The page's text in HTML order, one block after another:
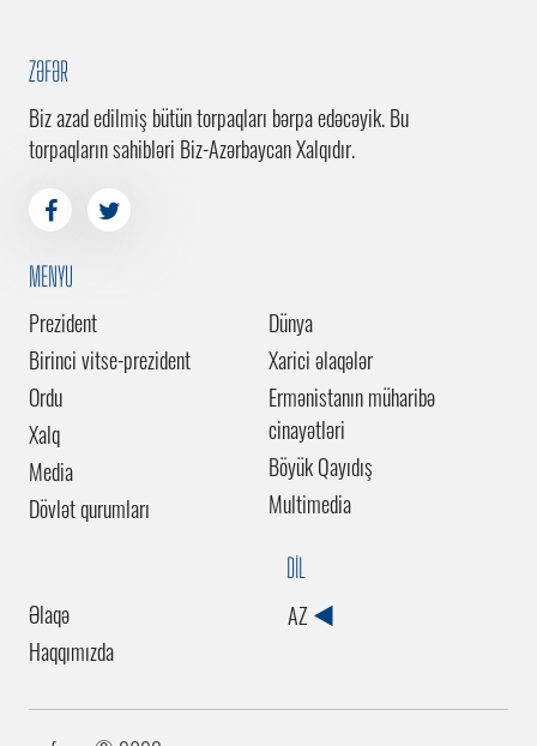
ZƏFƏR
Biz azad edilmiş bütün torpaqları bərpa edəcəyik. Bu
torpaqların sahibləri Biz-Azərbaycan Xalqıdır.
MENYU
Prezident
Birinci vitse-prezident
Ordu
Xalq
Media
Dövlət qurumları
Dünya
Xarici əlaqələr
Ermənistanın müharibə
cinayətləri
Böyük Qayıdış
Multimedia
Əlaqə
Haqqımızda
DİL
AZ